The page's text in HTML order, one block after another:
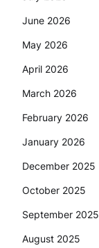
June 2026
May 2026
April 2026
March 2026
February 2026
January 2026
December 2025
October 2025
September 2025
August 2025